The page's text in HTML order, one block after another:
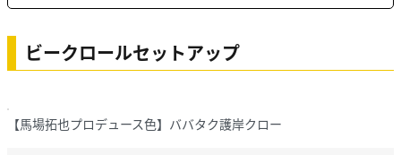
ビークロールセットアップ
【馬場拓也プロデュース色】ババタク護岸クロー